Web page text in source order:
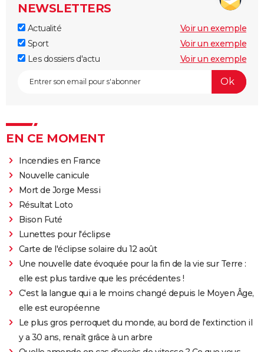
NEWSLETTERS
Actualité
Voir un exemple
Sport
Voir un exemple
Les dossiers d'actu
Voir un exemple
EN CE MOMENT
Incendies en France
Nouvelle canicule
Mort de Jorge Messi
Résultat Loto
Bison Futé
Lunettes pour l'éclipse
Carte de l'éclipse solaire du 12 août
Une nouvelle date évoquée pour la fin de la vie sur Terre :
elle est plus tardive que les précédentes !
C'est la langue qui a le moins changé depuis le Moyen Âge,
elle est européenne
Le plus gros perroquet du monde, au bord de l'extinction il
y a 30 ans, renaît grâce à un arbre